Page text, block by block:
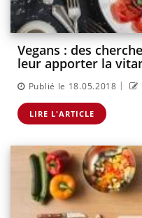
Vegans : des
leur apporter la
Publié le 18.05.2018 |
LIRE L'ARTICLE